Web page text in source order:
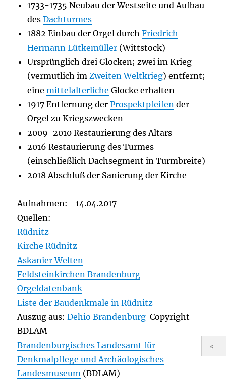
1733-1735 Neubau der Westseite und Aufbau
desDachturmes
1882 Einbau der Orgel durchFriedrich
Hermann Lütkemüller (Wittstock)
Ursprünglich drei Glocken; zwei im Krieg
(vermutlich im Zweiten Weltkrieg) entfernt;
einemittelalterliche Glocke erhalten
1917 Entfernung derProspektpfeifen der
Orgel zu Kriegszwecken
2009-2010 Restaurierung des Altars
2016 Restaurierung des Turmes
(einschließlich Dachsegment in Turmbreite)
2018 Abschluß der Sanierung der Kirche
Aufnahmen: 14.04.2017
Quellen:
Rüdnitz
Kirche Rüdnitz
Askanier Welten
Feldsteinkirchen Brandenburg
Orgeldatenbank
Liste der Baudenkmale in Rüdnitz
Auszug aus:Dehio Brandenburg Copyright
BDLAM
Brandenburgisches Landesamt für
Denkmalpflege und Archäologisches
Landesmuseum (BDLAM)